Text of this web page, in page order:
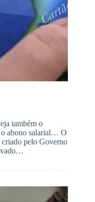
também o
o abono salarial… O
criado pelo Governo